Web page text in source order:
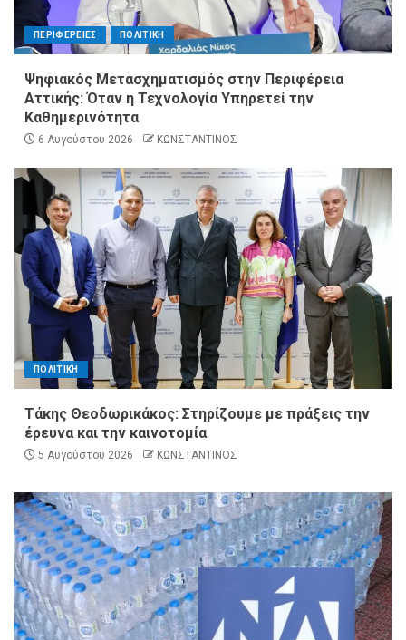
ΠΕΡΙΦΕΡΕΙΕΣ ΠΟΛΙΤΙΚΗ
Ψηφιακός Μετασχηματισμός στην Περιφέρεια
Αττικής: Όταν η Τεχνολογία Υπηρετεί την
Καθημερινότητα
6 Αυγούστου 2026 ΚΩΝΣΤΑΝΤΙΝΟΣ
ΠΟΛΙΤΙΚΗ
Τάκης Θεοδωρικάκος: Στηρίζουμε με πράξεις την
έρευνα και την καινοτομία
5 Αυγούστου 2026 ΚΩΝΣΤΑΝΤΙΝΟΣ